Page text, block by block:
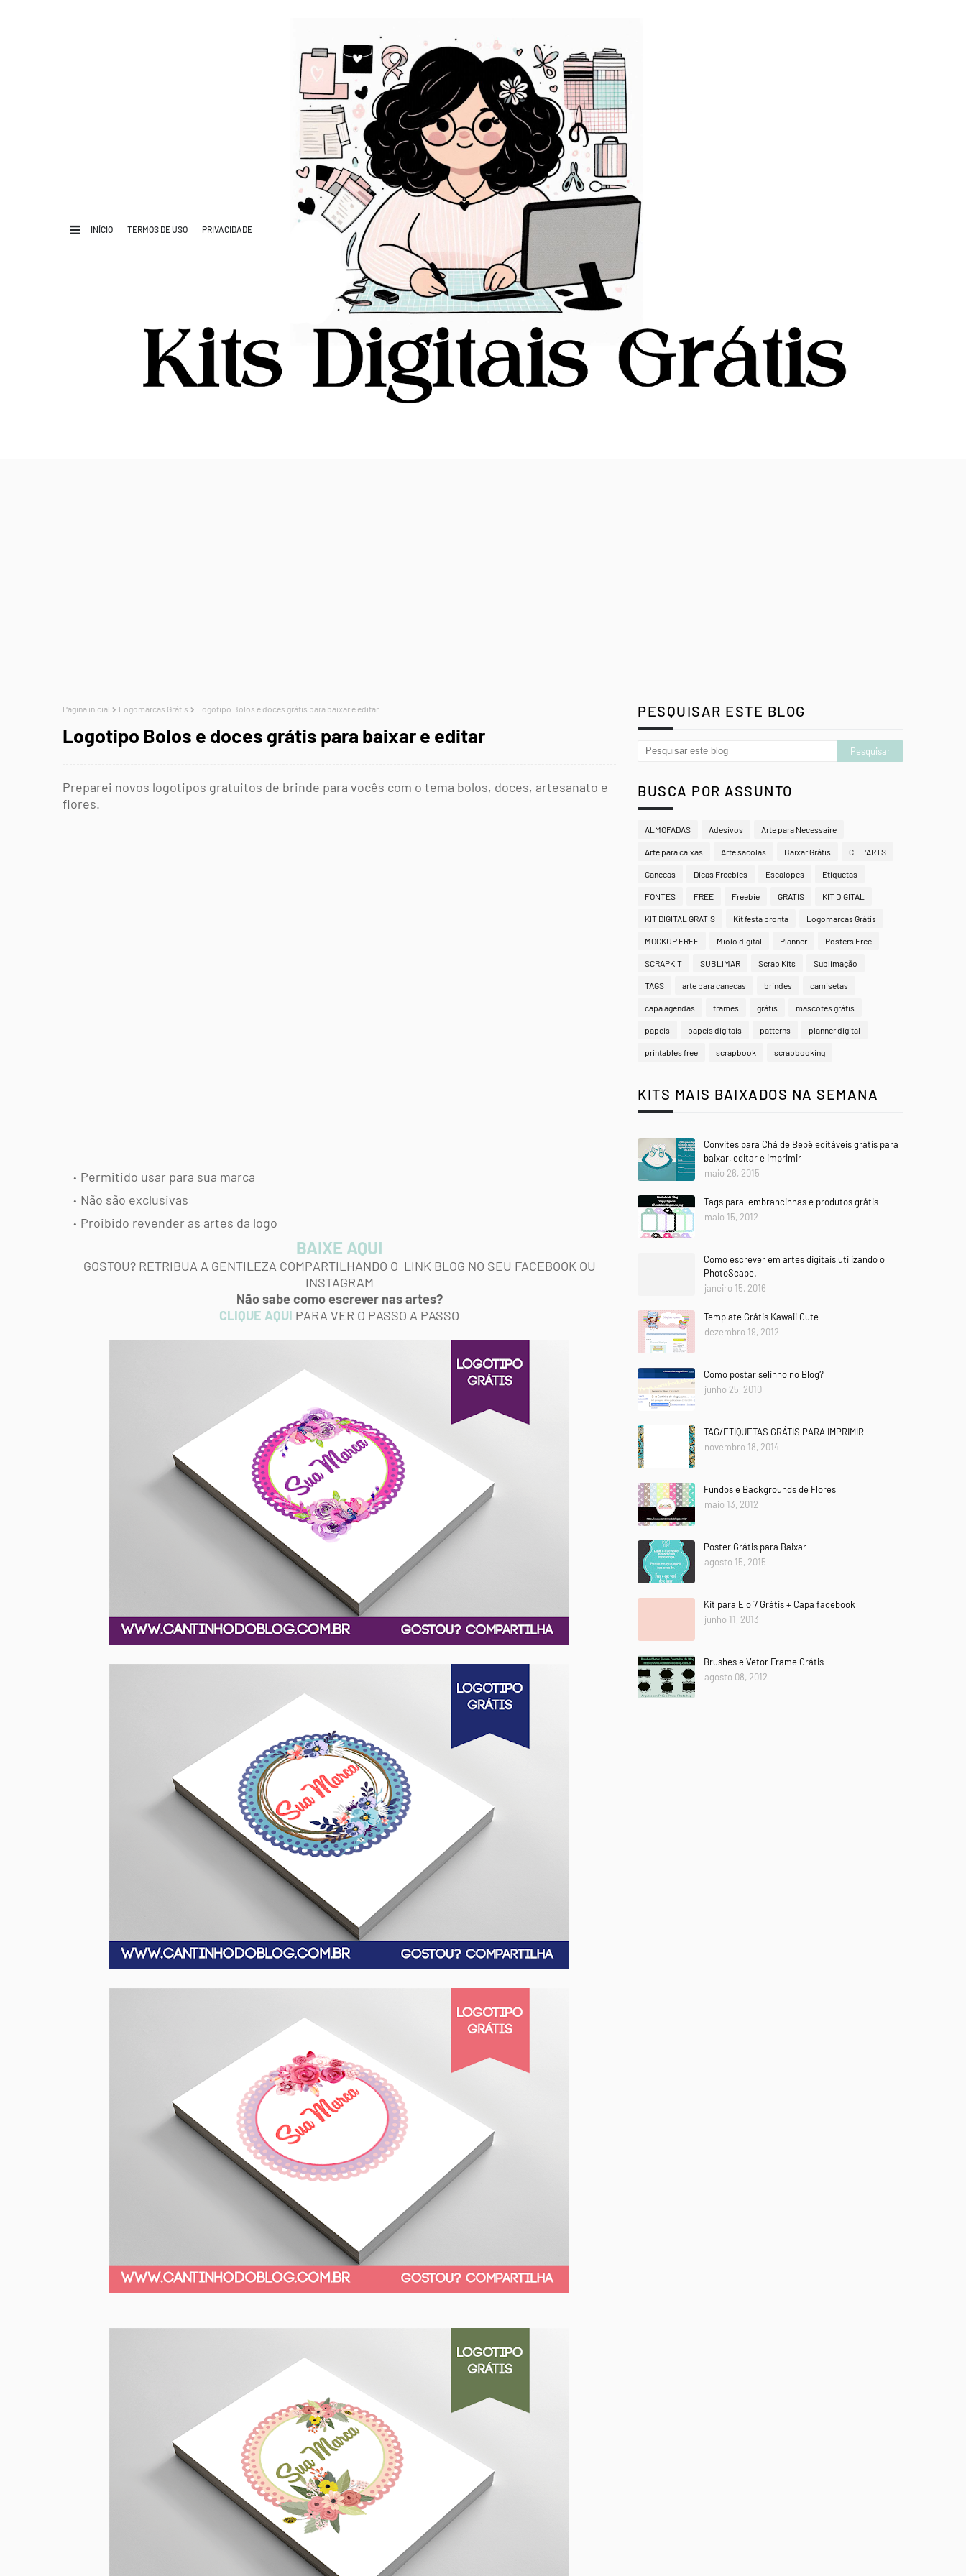
INÍCIO TERMOS DE USO PRIVACIDADE
Página inicial Logomarcas Grátis Logotipo Bolos e doces grátis para baixar e editar
Logotipo Bolos e doces grátis para baixar e editar
Preparei novos logotipos gratuitos de brinde para vocês com o tema bolos, doces, artesanato e
flores.
Permitido usar para sua marca
Não são exclusivas
Proibido revender as artes da logo
BAIXE AQUI
GOSTOU? RETRIBUA A GENTILEZA COMPARTILHANDO O LINK BLOG NO SEU FACEBOOK OU
INSTAGRAM
Não sabe como escrever nas artes?
CLIQUE AQUI PARA VER O PASSO A PASSO
PESQUISAR ESTE BLOG
BUSCA POR ASSUNTO
ALMOFADAS Adesivos Arte para Necessaire
Arte para caixas Arte sacolas Baixar Grátis CLIPARTS
Canecas Dicas Freebies Escalopes Etiquetas
FONTES FREE Freebie GRATIS KIT DIGITAL
KIT DIGITAL GRATIS Kit festa pronta Logomarcas Grátis
MOCKUP FREE Miolo digital Planner Posters Free
SCRAPKIT SUBLIMAR Scrap Kits Sublimação
TAGS arte para canecas brindes camisetas
capa agendas frames grátis mascotes grátis
papeis papeis digitais patterns planner digital
printables free scrapbook scrapbooking
KITS MAIS BAIXADOS NA SEMANA
Convites para Chá de Bebê editáveis grátis para
baixar, editar e imprimir
maio 26, 2015
Tags para lembrancinhas e produtos grátis
maio 15, 2012
Como escrever em artes digitais utilizando o
PhotoScape.
janeiro 15, 2016
Template Grátis Kawaii Cute
dezembro 19, 2012
Como postar selinho no Blog?
junho 25, 2010
TAG/ETIQUETAS GRÁTIS PARA IMPRIMIR
novembro 18, 2014
Fundos e Backgrounds de Flores
maio 13, 2012
Poster Grátis para Baixar
agosto 15, 2015
Kit para Elo 7 Grátis + Capa facebook
junho 11, 2013
Brushes e Vetor Frame Grátis
agosto 08, 2012